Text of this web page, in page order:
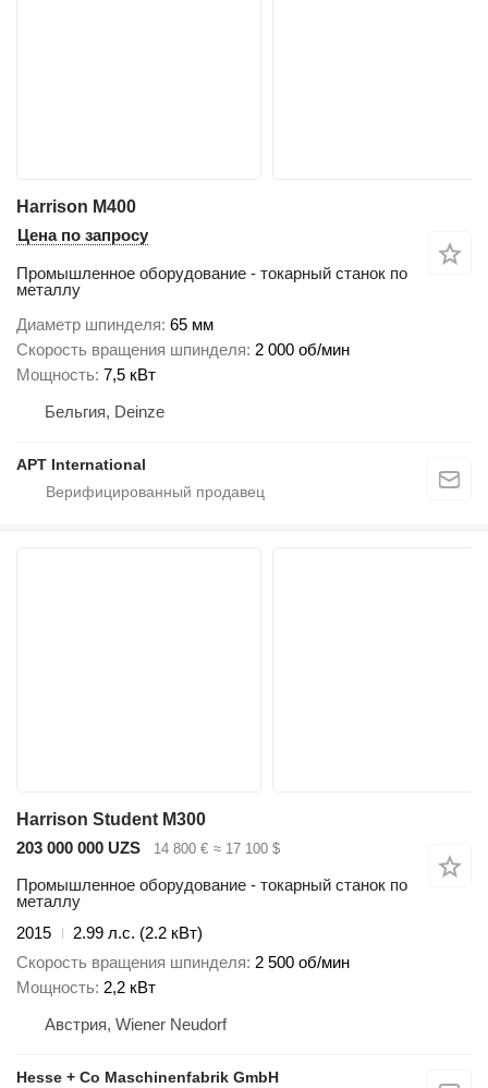
Harrison M400
Цена по запросу
Промышленное оборудование - токарный станок по
металлу
Диаметр шпинделя 65 мм
Скорость вращения шпинделя 2 000 об/мин
Мощность 7,5 кВт
Бельгия, Deinze
APT International
Harrison Student M300
203 000 000 UZS
14 800 € ≈ 17 100 $
Промышленное оборудование - токарный станок по
металлу
2015
2.99 л.с. (2.2 кВт)
Скорость вращения шпинделя 2 500 об/мин
Мощность 2,2 кВт
Австрия, Wiener Neudorf
Hesse + Co Maschinenfabrik GmbH